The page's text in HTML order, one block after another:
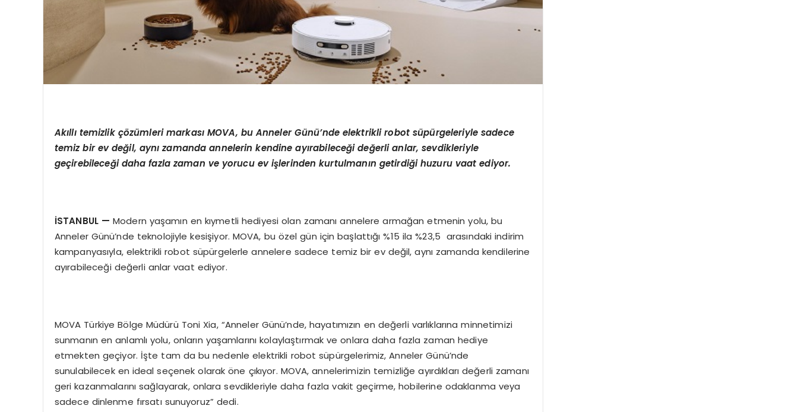
Akıllı temizlik çözümleri markası MOVA, bu Anneler Günü’nde elektrikli robot süpürgeleriyle sadece
temiz bir ev değil, aynızamanda annelerin kendine ayırabileceği değerli anlar, sevdikleriyle
geçirebileceği daha fazla zaman ve yorucu ev işlerinden kurtulmanın getirdiği huzuru vaat ediyor.
İSTANBUL — Modern yaşamın en kıymetli hediyesi olan zamanı annelere armağan etmenin yolu, bu
Anneler Günü’nde teknolojiyle kesişiyor. MOVA, bu özel gün için başlattığı %15 ila %23,5 arasındaki indirim
kampanyasıyla, elektrikli robot süpürgelerle annelere sadece temiz bir ev değil, aynı zamanda kendilerine
ayırabileceği değerli anlar vaat ediyor.
MOVA Türkiye Bölge Müdürü Toni Xia, “Anneler Günü’nde, hayatımızın en değerli varlıklarına minnetimizi
sunmanın en anlamlı yolu, onların yaşamlarını kolaylaştırmak ve onlara daha fazla zaman hediye
etmekten geçiyor. İşte tam da bu nedenle elektrikli robot süpürgelerimiz, Anneler Günü’nde
sunulabilecek en ideal seçenek olarak öne çıkıyor. MOVA, annelerimizin temizliğe ayırdıkları değerli zamanı
geri kazanmalarını sağlayarak, onlara sevdikleriyle daha fazla vakit geçirme, hobilerine odaklanma veya
sadece dinlenme fırsatı sunuyoruz” dedi.